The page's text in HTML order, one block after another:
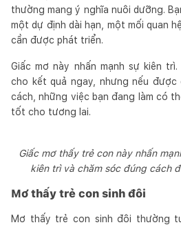
thường mang ý nghĩa nuôi dưỡng.
một dự định dài hạn, một mối quan
cần được phát triển.
Giấc mơ này nhấn mạnh sự kiên
cho kết quả ngay, nhưng nếu được
cách, những việc bạn đang làm có
tốt cho tương lai.
Giấc mơ thấy trẻ con này nhấn
kiên trì và chăm sóc đúng cách
Mơ thấy trẻ con sinh đôi
Mơ thấy trẻ con sinh đôi thường